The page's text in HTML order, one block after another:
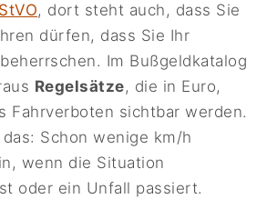
, dort steht auch, dass Sie
dürfen, dass Sie Ihr
Im Bußgeldkatalog
Regelsätze, die in Euro,
Fahrverboten sichtbar werden.
Schon wenige km/h
wenn die Situation
oder ein Unfall passiert.